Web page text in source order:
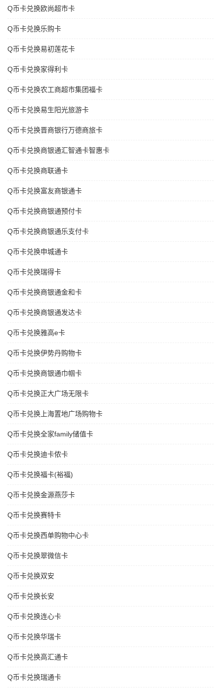
Q币卡兑换欧尚超市卡
Q币卡兑换乐购卡
Q币卡兑换易初莲花卡
Q币卡兑换家得利卡
Q币卡兑换农工商超市集团福卡
Q币卡兑换易生阳光旅游卡
Q币卡兑换晋商银行万德商旅卡
Q币卡兑换商银通汇智通卡智惠卡
Q币卡兑换商联通卡
Q币卡兑换富友商银通卡
Q币卡兑换商银通预付卡
Q币卡兑换商银通乐支付卡
Q币卡兑换申城通卡
Q币卡兑换瑞得卡
Q币卡兑换商银通金和卡
Q币卡兑换商银通发达卡
Q币卡兑换雅高e卡
Q币卡兑换伊势丹购物卡
Q币卡兑换商银通巾帼卡
Q币卡兑换正大广场无限卡
Q币卡兑换上海置地广场购物卡
Q币卡兑换全家family储值卡
Q币卡兑换迪卡侬卡
Q币卡兑换福卡(裕福)
Q币卡兑换金源燕莎卡
Q币卡兑换赛特卡
Q币卡兑换西单购物中心卡
Q币卡兑换翠微信卡
Q币卡兑换双安
Q币卡兑换长安
Q币卡兑换连心卡
Q币卡兑换华瑞卡
Q币卡兑换高汇通卡
Q币卡兑换瑞通卡